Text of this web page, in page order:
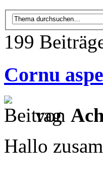
199
Cornu
von
Hallo